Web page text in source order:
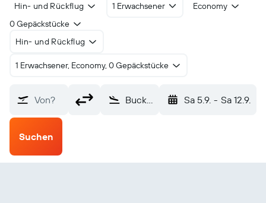
Hin- und Rückflug 1 Erwachsener
Economy
0 Gepäckstücke
Hin- und Rückflug
1 Erwachsener, Economy, 0 Gepäckstücke
Von? Buckland (BKC) Sa 5.9. - Sa 12.9.
Suchen